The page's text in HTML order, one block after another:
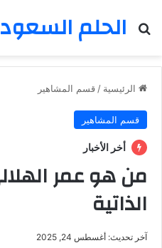
الحلم
بحث عن
الرئيسية / قسم المشاهير
قسم المشاهير
أخر الأخبار
من هو عمر
الذاتية
آخر تحديث: أغسطس 24, 2025